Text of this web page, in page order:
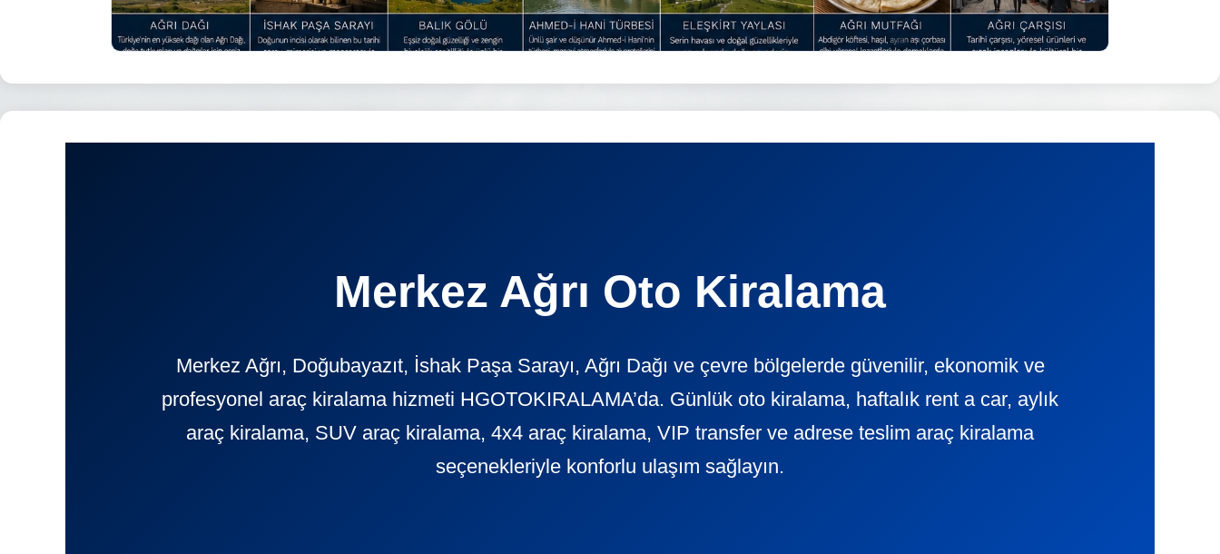
Merkez Ağrı Oto Kiralama
Merkez Ağrı, Doğubayazıt, İshak Paşa Sarayı, Ağrı Dağı ve çevre bölgelerde güvenilir, ekonomik ve
profesyonel araç kiralama hizmeti HGOTOKIRALAMA’da. Günlük oto kiralama, haftalık rent a car, aylık
araç kiralama, SUV araç kiralama, 4x4 araç kiralama, VIP transfer ve adrese teslim araç kiralama
seçenekleriyle konforlu ulaşım sağlayın.